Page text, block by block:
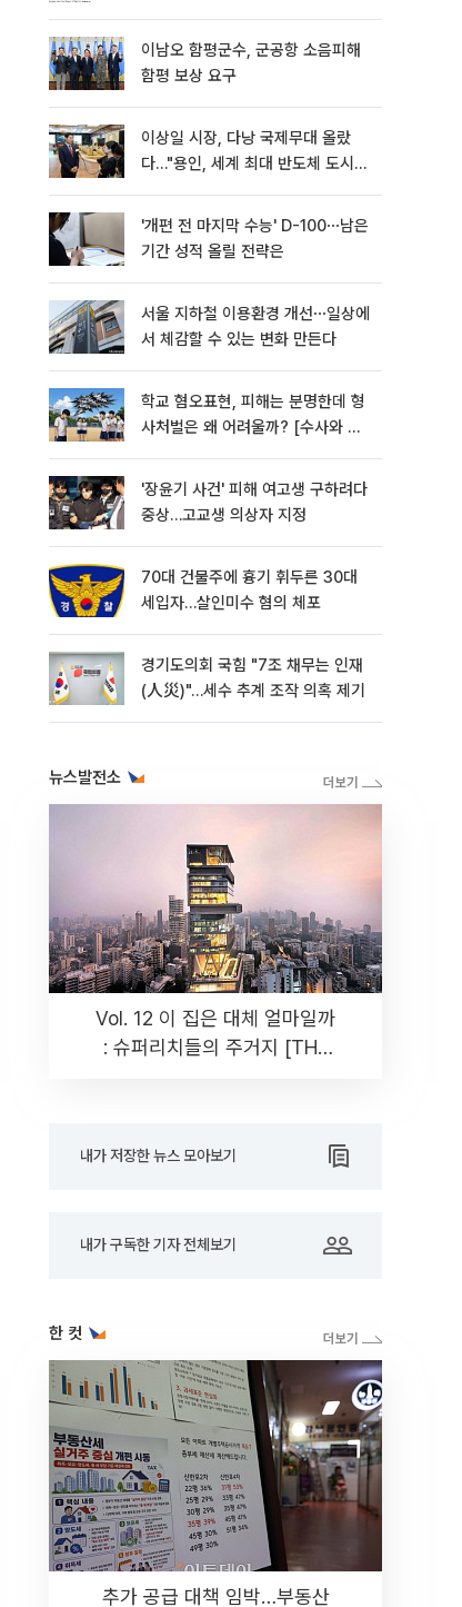
이남오 함평군수, 군공항 소음피해
함평 보상 요구
이상일 시장, 다낭 국제무대 올랐
다…"용인, 세계 최대 반도체 도시
'개편 전 마지막 수능' D-100⋯남은
기간 성적 올릴 전략은
서울 지하철 이용환경 개선⋯일상에
서 체감할 수 있는 변화 만든다
학교 혐오표현, 피해는 분명한데 형
사처벌은 왜 어려울까? [수사와 재
'장윤기 사건' 피해 여고생 구하려다
중상…고교생 의상자 지정
70대 건물주에 흉기 휘두른 30대
세입자…살인미수 혐의 체포
경기도의회 국힘 "7조 채무는 인재
(人災)"…세수 추계 조작 의혹 제기
뉴스발전소
Vol. 12 이 집은 대체 얼마일까
: 슈퍼리치들의 주거지 [THE
내가 저장한 뉴스 모아보기
내가 구독한 기자 전체보기
한 컷
추가 공급 대책 임박…부동산